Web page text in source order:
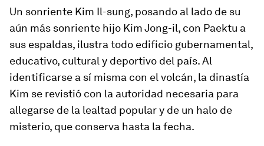
Un sonriente Kim Il-sung, posando al lado de su
aún más sonriente hijo Kim Jong-il, con Paektu a
sus espaldas, ilustra todo edificio gubernamental,
educativo, cultural y deportivo del país. Al
identificarse a sí misma con el volcán, la dinastía
Kim se revistió con la autoridad necesaria para
allegarse de la lealtad popular y de un halo de
misterio, que conserva hasta la fecha.